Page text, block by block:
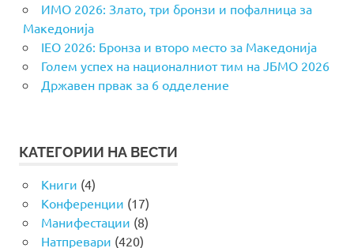
ИМО 2026: Злато, три бронзи и пофалница за
Македонија
IEO 2026: Бронза и второ место за Македонија
Голем успех на националниот тим на ЈБМО 2026
Државен првак за 6 одделение
КАТЕГОРИИ НА ВЕСТИ
Книги (4)
Конференции (17)
Манифестации (8)
Натпревари (420)